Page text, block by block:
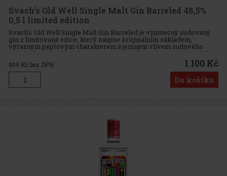
Svach's Old Well Single Malt Gin Barreled 48,5%
0,5 l limited edition
Svach's Old Well Single Malt Gin Barreled je výjimečný sudovaný
gin z limitované edice, který zaujme originálním základem,
výrazným pepřovým charakterem a jemným vlivem sudového
zrání. Jde o první batch tohoto ginu, destilovaný v zimě 2020, jehož
zák
909 Kč bez DPH 1 100 Kč
Do košíku